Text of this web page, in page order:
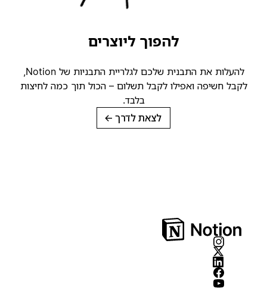
להפוך ליוצרים
להעלות את התבנית שלכם לגלריית התבניות של Notion,
לקבל חשיפה ואפילו לקבל תשלום – הכול תוך כמה לחיצות
בלבד.
לצאת לדרך→